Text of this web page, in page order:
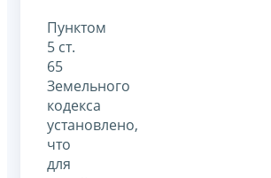
Пунктом
5 ст.
65
Земельного
кодекса
установлено,
что
для